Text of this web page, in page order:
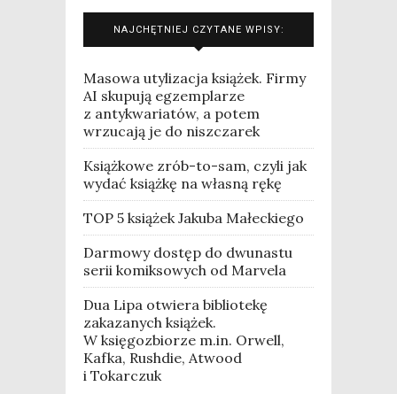
NAJCHĘTNIEJ CZYTANE WPISY:
Masowa utylizacja książek. Firmy
AI skupują egzemplarze
z antykwariatów, a potem
wrzucają je do niszczarek
Książkowe zrób-to-sam, czyli jak
wydać książkę na własną rękę
TOP 5 książek Jakuba Małeckiego
Darmowy dostęp do dwunastu
serii komiksowych od Marvela
Dua Lipa otwiera bibliotekę
zakazanych książek.
W księgozbiorze m.in. Orwell,
Kafka, Rushdie, Atwood
i Tokarczuk